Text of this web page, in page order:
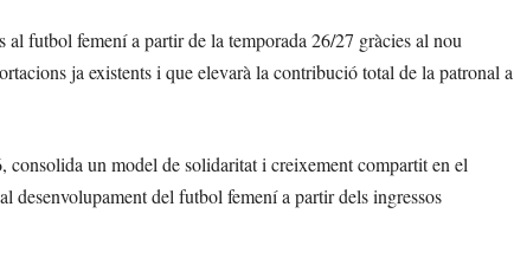
futbol femení a partir de la temporada 26/27 gràcies al nou
ja existents i que elevarà la contribució total de la patronal a
un model de solidaritat i creixement compartit en el
desenvolupament del futbol femení a partir dels ingressos